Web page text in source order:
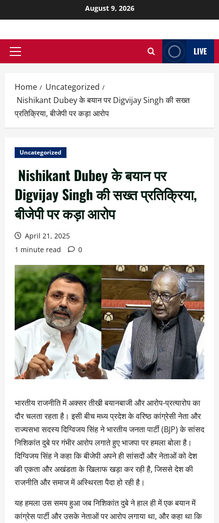
August 9, 2026
LIVE
Home
Uncategorized
Nishikant Dubey के बयान पर Digvijay Singh की सख्त
प्रतिक्रिया, बीजेपी पर कड़ा आरोप
Uncategorized
Nishikant Dubey के बयान पर
Digvijay Singh की सख्त प्रतिक्रिया,
बीजेपी पर कड़ा आरोप
April 21, 2025
1 minute read
0
भारतीय राजनीति में अक्सर तीखी बयानबाजी और आरोप-प्रत्यारोप का
दौर चलता रहता है। इसी बीच मध्य प्रदेश के वरिष्ठ कांग्रेसी नेता और
राज्यसभा सदस्य दिग्विजय सिंह ने भारतीय जनता पार्टी (BJP) के सांसद
निशिकांत दुबे पर गंभीर आरोप लगाते हुए भाजपा पर हमला बोला है।
दिग्विजय सिंह ने कहा कि बीजेपी अपने ही सांसदों और नेताओं को देश
की एकता और अखंडता के खिलाफ खड़ा कर रही है, जिससे देश की
राजनीति और समाज में अस्थिरता पैदा हो रही है।
यह हमला उस समय हुआ जब निशिकांत दुबे ने हाल ही में एक बयान में
कांग्रेस पार्टी और उसके नेताओं पर आरोप लगाया था, और कहा था कि